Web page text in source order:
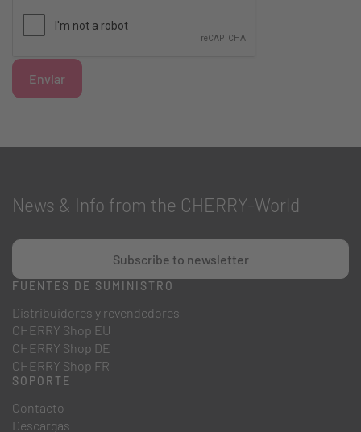
Enviar
News & Info from the CHERRY-World
Subscribe to newsletter
FUENTES DE SUMINISTRO
Distribuidores y revendedores
CHERRY Shop EU
CHERRY Shop DE
CHERRY Shop FR
SOPORTE
Contacto
Descargas